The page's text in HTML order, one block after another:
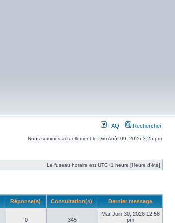
FAQ Rechercher
Nous sommes actuellement le Dim Août 09, 2026 3:25 pm
Le fuseau horaire est UTC+1 heure [Heure d’été]
Réponse(s) Consultation(s) Dernier message
0 345
Mar Juin 30, 2026 12:58
pm